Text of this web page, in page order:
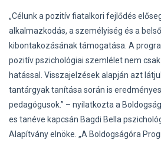
„Célunk a pozitív fiatalkori fejlődés
alkalmazkodás, a személyiség és a
kibontakozásának támogatása. A
pozitív pszichológiai szemlélet nem
hatással. Visszajelzések alapján azt
tantárgyak tanítása során is
pedagógusok.” – nyilatkozta a
es tanéve kapcsán Bagdi Bella
Alapítvány elnöke. „A Boldogságóra